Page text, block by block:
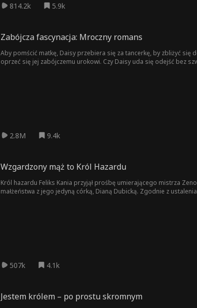
814.2k 5.9k
Zabójcza fascynacja: Mroczny romans
Aby pomścić matkę, Daisy przebiera się za tancerkę, by zbliżyć
oprzeć się jej zabójczemu urokowi. Czy Daisy uda się odejść bez
2.8M 9.4k
Wzgardzony mąż to Król Hazardu
Król hazardu Feliks Kania przyjął prośbę umierającego mistrza
małżeństwa z jego jedyną córką, Dianą Dubicką. Zgodnie z ustaleniami Feliks Kania ukrywał swoją tożsamość, sprawował ochronę nad Rodziną Dubickich i opiekował
507k 4.1k
Jestem królem – po prostu skromnym